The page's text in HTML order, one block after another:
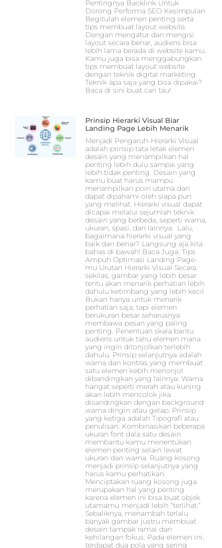
Pentingnya Backlink Untuk
Dorong Performa SEO Kesimpulan
Begitulah elemen penting serta
tips membuat layout website.
Dengan mengatur dan mengisi
layout secara benar, audiens bisa
lebih lama berada di website kamu.
Kamu juga bisa menggabungkan
tips membuat layout website
dengan teknik digital marketing.
Teknik apa saja yang bisa dipakai?
Baca di sini buat cari tau!
Prinsip Hierarki Visual Biar
Landing Page Lebih Menarik
Menjadi Pengaruh-Hierarki Visual
adalah prinsip tata letak elemen
desain yang menampilkan hal
penting lebih dulu sampai yang
lebih tidak penting. Desain yang
kamu buat harus mampu
menampilkan poin utama dan
dapat dipahami oleh siapa pun
yang melihat. Hierarki visual dapat
dicapai melalui sejumlah teknik
desain yang berbeda, seperti warna,
ukuran, spasi, dan lainnya. Lalu,
bagaimana hierarki visual yang
baik dan benar? Langsung aja kita
bahas di bawah! Baca Juga: Tips
Ampuh Optimasi Landing Page-
mu Urutan Hierarki Visual Secara
sekilas, gambar yang lebih besar
tentu akan menarik perhatian lebih
dahulu ketimbang yang lebih kecil
Bukan hanya untuk menarik
perhatian saja, tapi elemen
berukuran besar seharusnya
membawa pesan yang paling
penting. Penentuan skala bantu
audiens untuk tahu elemen mana
yang ingin ditonjolkan terlebih
dahulu. Prinsip selanjutnya adalah
warna dan kontras yang membuat
satu elemen kebih menonjol
dibandingkan yang lainnya. Warna
hangat seperti merah atau kuning
akan lebih mencolok jika
disandingkan dengan background
warna dingin atau gelap. Prinsip
yang ketiga adalah Tipografi atau
penulisan. Kombinasikan beberapa
ukuran font dala satu desain
membantu kamu menentukan
elemen penting selain lewat
ukuran dan warna. Ruang kosong
menjadi prinsip selanjutnya yang
harus kamu perhatikan.
Menciptakan ruang kosong juga
merupakan hal yang penting
karena elemen ini bisa buat objek
utamamu menjadi lebih “terlihat.”
Sebaliknya, menambah terlalu
banyak gambar justru membuat
desain tampak ramai dan
kehilangan fokus. Pada elemen ini,
terdapat dua pola yang sering